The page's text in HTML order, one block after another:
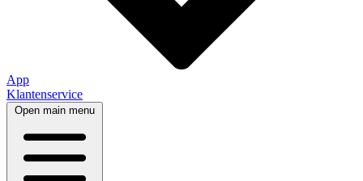
App
Klantenservice
Open main menu